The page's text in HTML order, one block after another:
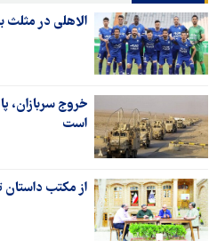
الاهلی در مثلث
خروج سربازان،
است
از مکتب داستان